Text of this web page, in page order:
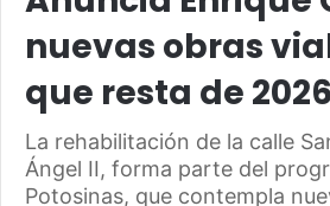
nuevas obras
que resta de 2026
La rehabilitación de la calle
Ángel II, forma parte del
Potosinas, que contempla